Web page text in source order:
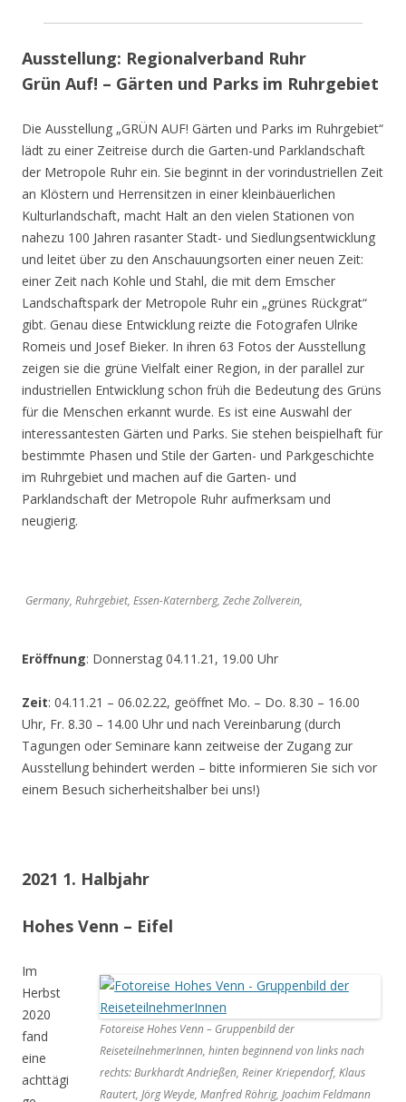
Ausstellung: Regionalverband Ruhr
Grün Auf! – Gärten und Parks im Ruhrgebiet
Die Ausstellung „GRÜN AUF! Gärten und Parks im Ruhrgebiet“
lädt zu einer Zeitreise durch die Garten-und Parklandschaft
der Metropole Ruhr ein. Sie beginnt in der vorindustriellen Zeit
an Klöstern und Herrensitzen in einer kleinbäuerlichen
Kulturlandschaft, macht Halt an den vielen Stationen von
nahezu 100 Jahren rasanter Stadt- und Siedlungsentwicklung
und leitet über zu den Anschauungsorten einer neuen Zeit:
einer Zeit nach Kohle und Stahl, die mit dem Emscher
Landschaftspark der Metropole Ruhr ein „grünes Rückgrat“
gibt. Genau diese Entwicklung reizte die Fotografen Ulrike
Romeis und Josef Bieker. In ihren 63 Fotos der Ausstellung
zeigen sie die grüne Vielfalt einer Region, in der parallel zur
industriellen Entwicklung schon früh die Bedeutung des Grüns
für die Menschen erkannt wurde. Es ist eine Auswahl der
interessantesten Gärten und Parks. Sie stehen beispielhaft für
bestimmte Phasen und Stile der Garten- und Parkgeschichte
im Ruhrgebiet und machen auf die Garten- und
Parklandschaft der Metropole Ruhr aufmerksam und
neugierig.
Germany, Ruhrgebiet, Essen-Katernberg, Zeche Zollverein,
Eröffnung: Donnerstag 04.11.21, 19.00 Uhr
Zeit: 04.11.21 – 06.02.22, geöffnet Mo. – Do. 8.30 – 16.00
Uhr, Fr. 8.30 – 14.00 Uhr und nach Vereinbarung (durch
Tagungen oder Seminare kann zeitweise der Zugang zur
Ausstellung behindert werden – bitte informieren Sie sich vor
einem Besuch sicherheitshalber bei uns!)
2021 1. Halbjahr
Hohes Venn – Eifel
Fotoreise Hohes Venn – Gruppenbild der
ReiseteilnehmerInnen, hinten beginnend von links nach
rechts: Burkhardt Andrießen, Reiner Kriependorf, Klaus
Rautert, Jörg Weyde, Manfred Röhrig, Joachim Feldmann
Im
Herbst
2020
fand
eine
achttägi